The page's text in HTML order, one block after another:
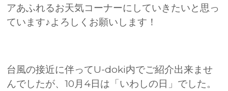
アあふれるお天気コーナーにしていきたいと思っ
ています♪よろしくお願いします！
台風の接近に伴ってU-doki内でご紹介出来ませ
んでしたが、10月4日は「いわしの日」でした。